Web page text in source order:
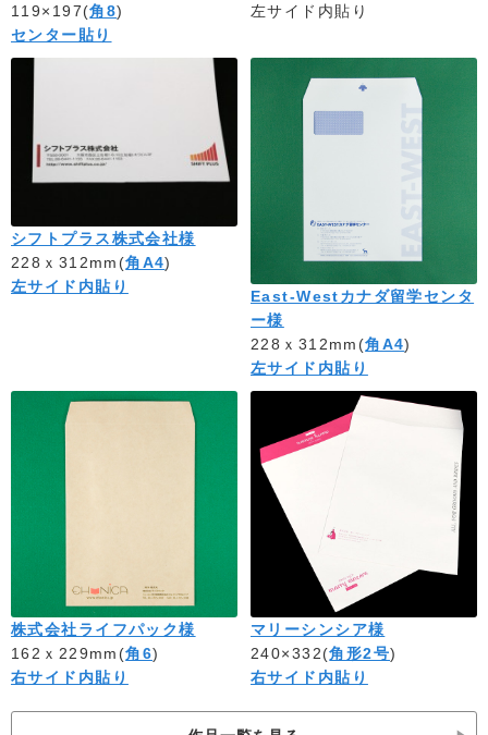
119×197(角8)
センター貼り
左サイド内貼り
シフトプラス株式会社様
228ｘ312mm(角A4)
左サイド内貼り
East-Westカナダ留学センタ
ー様
228ｘ312mm(角A4)
左サイド内貼り
株式会社ライフパック様
162ｘ229mm(角6)
右サイド内貼り
マリーシンシア様
240×332(角形2号)
右サイド内貼り